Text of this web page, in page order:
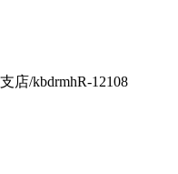
店/kbdrmhR-12108